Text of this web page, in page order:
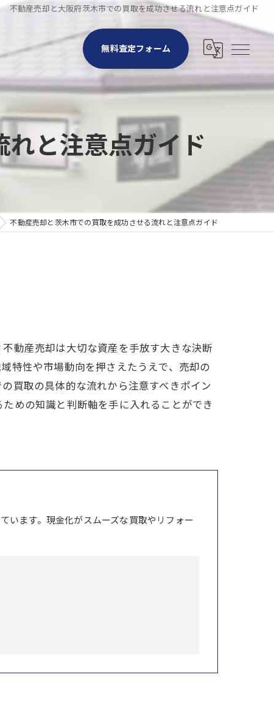
不動産売却と大阪府茨木市での買取を成功させる流れと注意点ガイド
無料査定フォーム
れと注意点ガイド
不動産売却と茨木市での買取を成功させる流れと注意点ガイド
動産売却は大切な資産を手放す大きな決断
特性や市場動向を押さえたうえで、売却の
買取の具体的な流れから注意すべきポイン
めの知識と判断軸を手に入れることができ
います。現金化がスムーズな買取やリフォー